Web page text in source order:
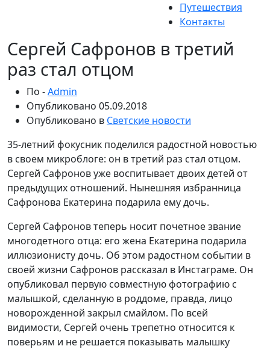
Путешествия
Контакты
Сергей Сафронов в третий
раз стал отцом
По -Admin
Опубликовано 05.09.2018
Опубликовано в Светские новости
35-летний фокусник поделился радостной новостью
в своем микроблоге: он в третий раз стал отцом.
Сергей Сафронов уже воспитывает двоих детей от
предыдущих отношений. Нынешняя избранница
Сафронова Екатерина подарила ему дочь.
Сергей Сафронов теперь носит почетное звание
многодетного отца: его жена Екатерина подарила
иллюзионисту дочь. Об этом радостном событии в
своей жизни Сафронов рассказал в Инстаграме. Он
опубликовал первую совместную фотографию с
малышкой, сделанную в роддоме, правда, лицо
новорожденной закрыл смайлом. По всей
видимости, Сергей очень трепетно относится к
поверьям и не решается показывать малышку